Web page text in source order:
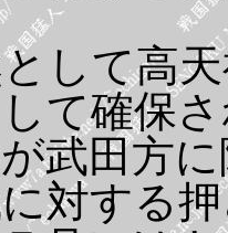
して高
て確保
武田方
対する